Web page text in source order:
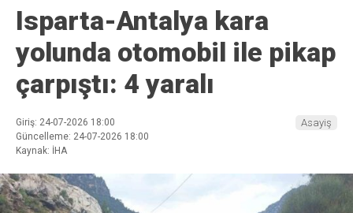
Isparta-Antalya kara
yolunda otomobil ile pikap
çarpıştı: 4 yaralı
Giriş: 24-07-2026 18:00
Güncelleme: 24-07-2026 18:00
Kaynak: İHA
Asayiş